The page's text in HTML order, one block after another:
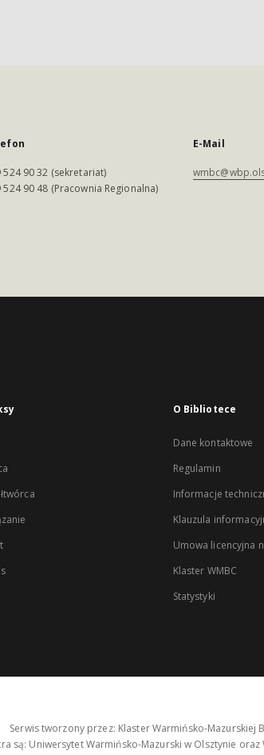
524 90 32 (sekretariat)
524 90 48 (Pracownia Regionalna)
E-Mail
O Bibliotece
Dane kontaktowe
Regulamin
Informacje
Klauzula
Umowa licencyjna
Klaster WMBC
Statystyki
Serwis tworzony przez: Klaster Warmińsko-Mazurskiej
są: Uniwersytet Warmińsko-Mazurski w Olsztynie